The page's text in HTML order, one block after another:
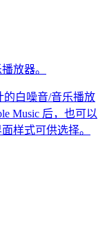
放器。
的白噪音/音乐播放
Music 后，也可以
样式可供选择。